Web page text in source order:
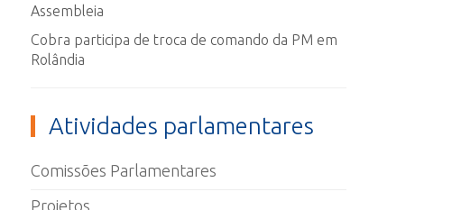
Assembleia
Cobra participa de troca de comando da PM em
Rolândia
Atividades parlamentares
Comissões Parlamentares
Projetos